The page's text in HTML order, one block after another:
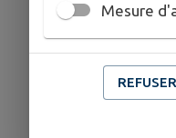
Mesure
REFUSER